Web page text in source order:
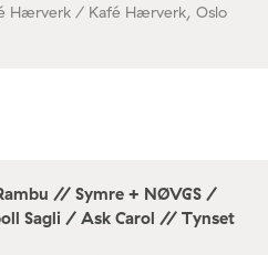
Hærverk / Kafé Hærverk, Oslo
// Symre + NØVGS /
Sagli / Ask Carol // Tynset